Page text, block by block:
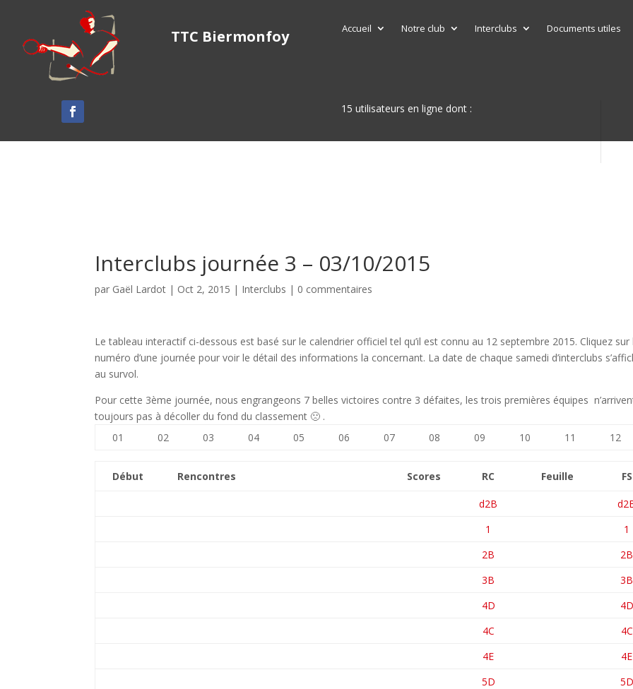
TTC Biermonfoy Accueil Notre club Interclubs Documents utiles
15 utilisateurs en ligne dont :
Interclubs journée 3 – 03/10/2015
par Gaël Lardot | Oct 2, 2015 | Interclubs | 0 commentaires
Le tableau interactif ci-dessous est basé sur le calendrier officiel tel qu’il est connu au 12 septembre 2015. Cliquez sur
numéro d’une journée pour voir le détail des informations la concernant. La date de chaque samedi d’interclubs
au survol.
Pour cette 3ème journée, nous engrangeons 7 belles victoires contre 3 défaites, les trois premières équipes
toujours pas à décoller du fond du classement 🙁 .
01
02 03 04 05 06 07 08 09 10 11 12
Début Rencontres Scores RC Feuille FS
d2B
1
1
2B
2B
3B
3B
4D
4D
4C
4C
4E
4E
5D
5D